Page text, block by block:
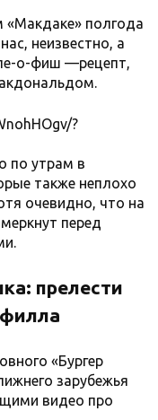
«Макдаке» полгода
неизвестно, а
о-фиш —рецепт,
?
по утрам в
также неплохо
очевидно, что на
перед
прелести
«Бургер
зарубежья
видео про